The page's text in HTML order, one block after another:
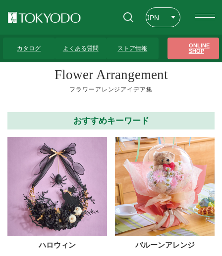
JPN
カタログ よくある質問 ストア情報
ONLINE
SHOP
> 30ページ
Flower Arrangement
フラワーアレンジアイデア集
おすすめキーワード
ハロウィン バルーンアレンジ